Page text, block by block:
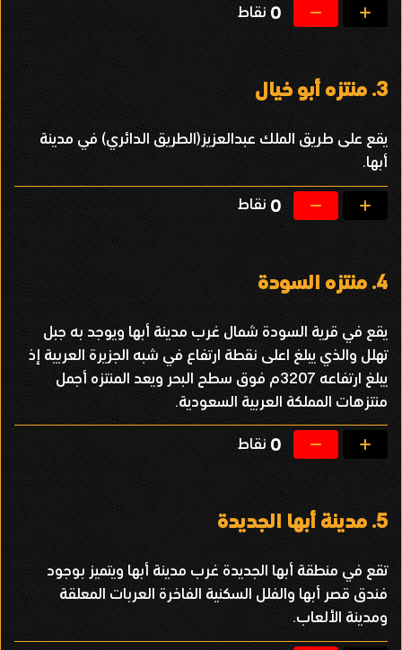
0 نقاط
3. منتزه أبو خيال
يقع على طريق الملك عبدالعزيز(الطريق الدائري) في مدينة
أبها.
0 نقاط
4. منتزه السودة
يقع في قرية السودة شمال غرب مدينة أبها ويوجد به جبل
تهلل والذي يبلغ اعلى نقطة ارتفاع في شبه الجزيرة العربية إذ
يبلغ ارتفاعه 3207م فوق سطح البحر ويعد المنتزه أجمل
منتزهات المملكة العربية السعودية.
0 نقاط
5. مدينة أبها الجديدة
تقع في منطقة أبها الجديدة غرب مدينة أبها ويتميز بوجود
فندق قصر أبها والفلل السكنية الفاخرة العربات المعلقة
ومدينة الألعاب.